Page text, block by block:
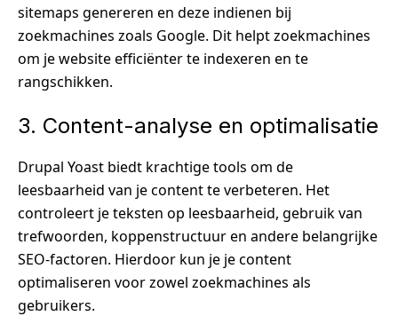
sitemaps genereren en deze indienen bij
zoekmachines zoals Google. Dit helpt zoekmachines
om je website efficiënter te indexeren en te
rangschikken.
3. Content-analyse en optimalisatie
Drupal Yoast biedt krachtige tools om de
leesbaarheid van je content te verbeteren. Het
controleert je teksten op leesbaarheid, gebruik van
trefwoorden, koppenstructuur en andere belangrijke
SEO-factoren. Hierdoor kun je je content
optimaliseren voor zowel zoekmachines als
gebruikers.